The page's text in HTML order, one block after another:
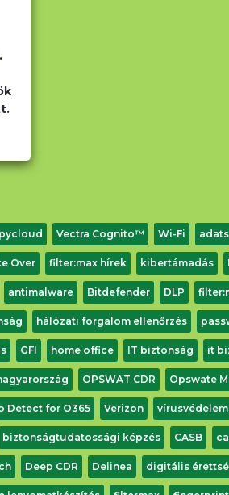
Vectra Cognito™ Wi-Fi
Over filter:max hírek kibertámadás
antimalware Bitdefender DLP
hálózati forgalom ellenőrzés
GFI home office IT biztonság it
OPSWAT CDR Opswate
Detect for O365 Verizon vírusvédelem
biztonságtudatossági képzés CASB
Deep CDR Delinea digitális